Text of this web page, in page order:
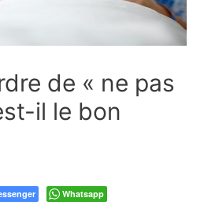
de « ne pas
il le bon
Whatsapp